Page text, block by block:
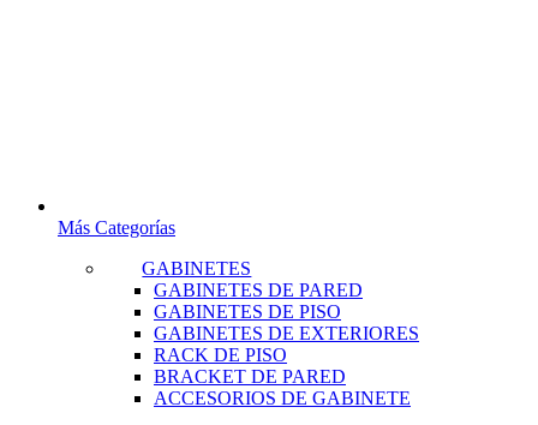
Más Categorías
GABINETES
GABINETES DE PARED
GABINETES DE PISO
GABINETES DE EXTERIORES
RACK DE PISO
BRACKET DE PARED
ACCESORIOS DE GABINETE